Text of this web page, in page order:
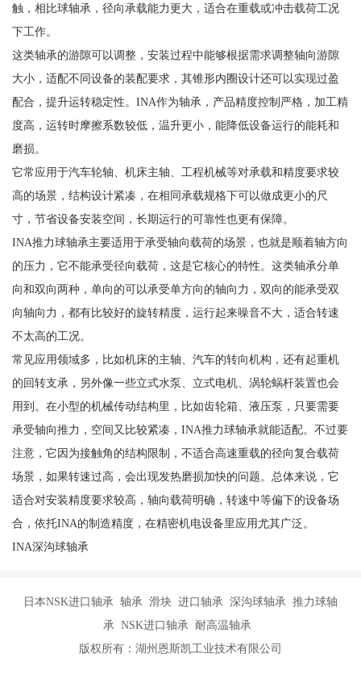
触，相比球轴承，径向承载能力更大，适合在重载或冲击载荷工况
下工作。
这类轴承的游隙可以调整，安装过程中能够根据需求调整轴向游隙
大小，适配不同设备的装配要求，其锥形内圈设计还可以实现过盈
配合，提升运转稳定性。INA作为轴承，产品精度控制严格，加工精
度高，运转时摩擦系数较低，温升更小，能降低设备运行的能耗和
磨损。
它常应用于汽车轮轴、机床主轴、工程机械等对承载和精度要求较
高的场景，结构设计紧凑，在相同承载规格下可以做成更小的尺
寸，节省设备安装空间，长期运行的可靠性也更有保障。
INA推力球轴承主要适用于承受轴向载荷的场景，也就是顺着轴方向
的压力，它不能承受径向载荷，这是它核心的特性。这类轴承分单
向和双向两种，单向的可以承受单方向的轴向力，双向的能承受双
向轴向力，都有比较好的旋转精度，运行起来噪音不大，适合转速
不太高的工况。
常见应用领域多，比如机床的主轴、汽车的转向机构，还有起重机
的回转支承，另外像一些立式水泵、立式电机、涡轮蜗杆装置也会
用到。在小型的机械传动结构里，比如齿轮箱、液压泵，只要需要
承受轴向推力，空间又比较紧凑，INA推力球轴承就能适配。不过要
注意，它因为接触角的结构限制，不适合高速重载的径向复合载荷
场景，如果转速过高，会出现发热磨损加快的问题。总体来说，它
适合对安装精度要求较高，轴向载荷明确，转速中等偏下的设备场
合，依托INA的制造精度，在精密机电设备里应用尤其广泛。
INA深沟球轴承
日本NSK进口轴承 轴承 滑块 进口轴承 深沟球轴承 推力球轴
承 NSK进口轴承 耐高温轴承
版权所有：湖州恩斯凯工业技术有限公司